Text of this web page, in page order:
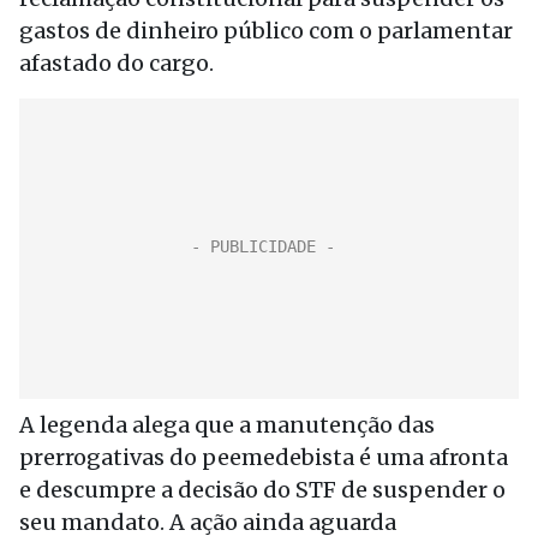
gastos de dinheiro público com o parlamentar
afastado do cargo.
A legenda alega que a manutenção das
prerrogativas do peemedebista é uma afronta
e descumpre a decisão do STF de suspender o
seu mandato. A ação ainda aguarda